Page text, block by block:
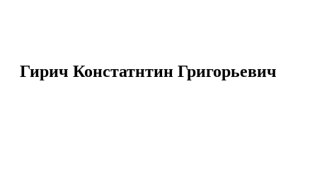
Гирич Констатнтин Григорьевич